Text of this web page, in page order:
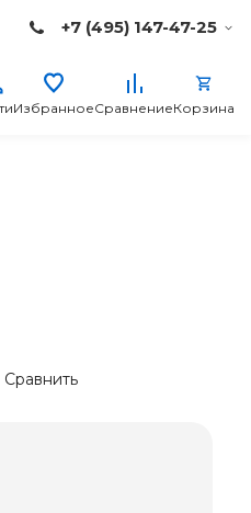
+7 (495) 147-47-25
ИзбранноеСравнениеКорзина
Сравнить